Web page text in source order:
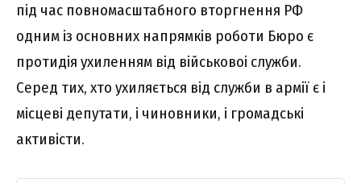
під час повномасштабного вторгнення РФ
одним із основних напрямків роботи Бюро є
протидія ухиленням від військовоі служби.
Серед тих, хто ухиляється від служби в армії є і
місцеві депутати, і чиновники, і громадські
активісти.